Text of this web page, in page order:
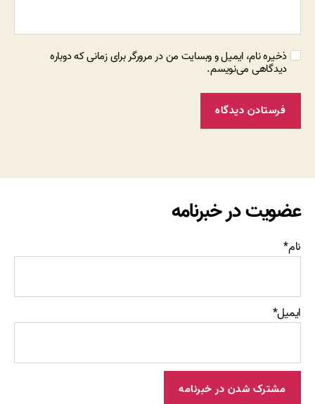
ذخیره نام، ایمیل و وبسایت من در مرورگر برای زمانی که دوباره
دیدگاهی می‌نویسم.
عضویت در خبرنامه
نام*
ایمیل*